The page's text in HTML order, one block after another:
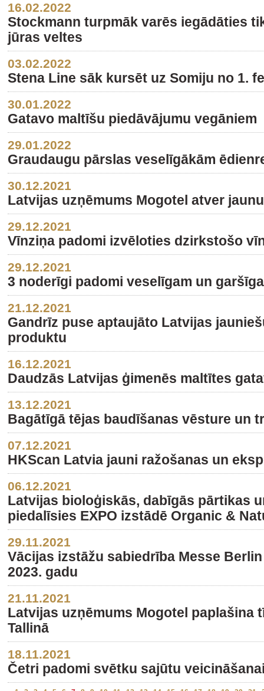
16.02.2022
Stockmann turpmāk varēs iegādāties
jūras veltes
03.02.2022
Stena Line sāk kursēt uz Somiju no 1.
30.01.2022
Gatavo maltīšu piedāvājumu vegāniem
29.01.2022
Graudaugu pārslas veselīgākām
30.12.2021
Latvijas uzņēmums Mogotel atver
29.12.2021
Vīnziņa padomi izvēloties dzirkstošo
29.12.2021
3 noderīgi padomi veselīgam un
21.12.2021
Gandrīz puse aptaujāto Latvijas
produktu
16.12.2021
Daudzās Latvijas ģimenēs maltītes
13.12.2021
Bagātīgā tējas baudīšanas vēsture un
07.12.2021
HKScan Latvia jauni ražošanas un
06.12.2021
Latvijas bioloģiskās, dabīgās pārtikas
piedalīsies EXPO izstādē Organic &
29.11.2021
Vācijas izstāžu sabiedrība Messe
2023. gadu
21.11.2021
Latvijas uzņēmums Mogotel paplašina
Tallinā
18.11.2021
Četri padomi svētku sajūtu